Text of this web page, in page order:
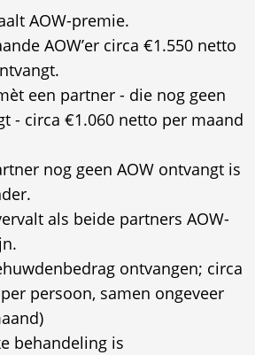
AOW-premie.
AOW’er circa €1.550 netto
een partner - die nog geen
- circa €1.060 netto per maand
nog geen AOW ontvangt is
als beide partners AOW-
ontvangen; circa
persoon, samen ongeveer
behandeling is